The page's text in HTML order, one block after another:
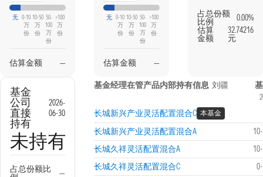
无 0-10
万
份
10-50
万
份
50-
100
万
份
>100
万
份
估算金额 —
无 0-10
万
份
10-50
万
份
50-
100
万
份
>100
万
份
估算金额 —
占总份额
比例
0.00%
估算
金额
32.74216
元
基金
公司
直接
持有
2026-
06-30
未持有
占总份额比
—
基金经理在管产品内部持有信息 刘疆
长城新兴产业灵活配置混合C 本基金
长城新兴产业灵活配置混合A
长城久祥灵活配置混合A
长城久祥灵活配置混合C